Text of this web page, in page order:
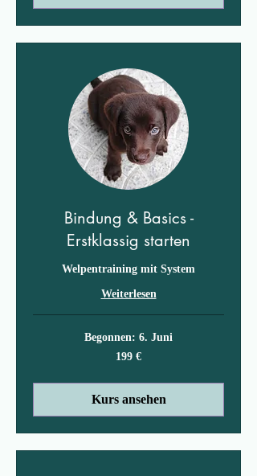
Bindung & Basics -
Erstklassig starten
Welpentraining mit System
Weiterlesen
Begonnen: 6. Juni
199 €
Kurs ansehen